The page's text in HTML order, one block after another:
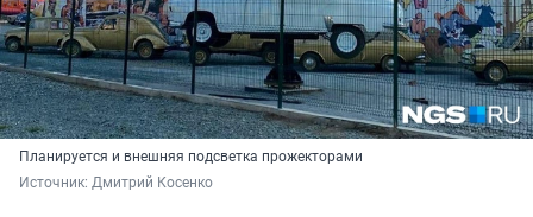
Планируется и внешняя подсветка прожекторами
Источник: Дмитрий Косенко